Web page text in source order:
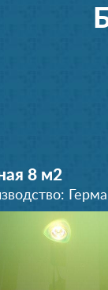
8 м2